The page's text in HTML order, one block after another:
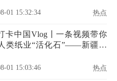
01 15:32:34 热点
卡中国Vlog丨一条视频带你
类纸业“活化石”——新疆墨
01 15:03:46 热点